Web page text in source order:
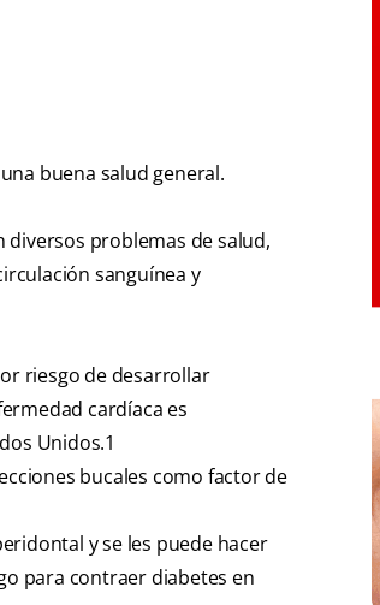
buena salud general.
problemas de salud,
sanguínea y
riesgo de desarrollar
cardíaca es
Unidos.1
bucales como factor de
y se les puede hacer
para contraer diabetes en